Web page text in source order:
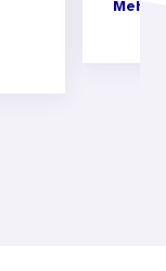
Mehr